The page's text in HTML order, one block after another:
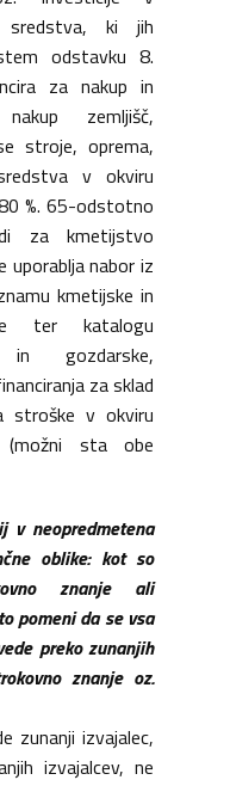
sredstva, ki jih
odstavku 8.
za nakup in
zemljišč,
stroje, oprema,
v okviru
%. 65-odstotno
za kmetijstvo
uporablja nabor iz
kmetijske in
ter katalogu
gozdarske,
za sklad
stroške v okviru
(možni sta obe
v neopredmetena
oblike: kot so
znanje ali
pomeni da se vsa
preko zunanjih
znanje oz.
zunanji izvajalec,
izvajalcev, ne